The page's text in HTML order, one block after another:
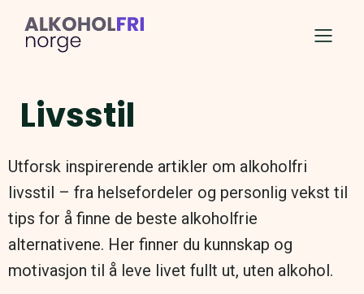
Livsstil
Utforsk inspirerende artikler om alkoholfri
livsstil – fra helsefordeler og personlig vekst til
tips for å finne de beste alkoholfrie
alternativene. Her finner du kunnskap og
motivasjon til å leve livet fullt ut, uten alkohol.